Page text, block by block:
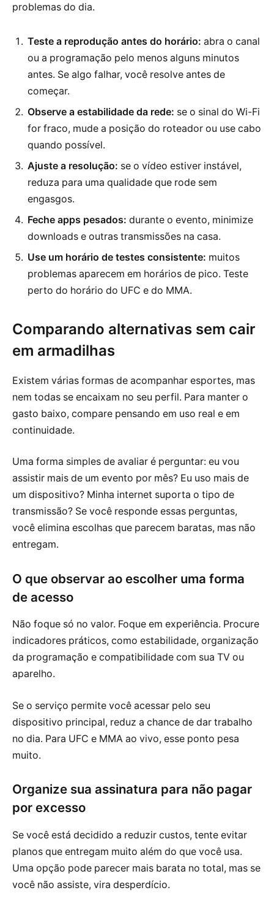
problemas do dia.
Teste a reprodução antes do horário: abra o canal
ou a programação pelo menos alguns minutos
antes. Se algo falhar, você resolve antes de
começar.
Observe a estabilidade da rede: se o sinal do Wi-Fi
for fraco, mude a posição do roteador ou use cabo
quando possível.
Ajuste a resolução: se o vídeo estiver instável,
reduza para uma qualidade que rode sem
engasgos.
Feche apps pesados: durante o evento, minimize
downloads e outras transmissões na casa.
Use um horário de testes consistente: muitos
problemas aparecem em horários de pico. Teste
perto do horário do UFC e do MMA.
Comparando alternativas sem cair
em armadilhas
Existem várias formas de acompanhar esportes, mas
nem todas se encaixam no seu perfil. Para manter o
gasto baixo, compare pensando em uso real e em
continuidade.
Uma forma simples de avaliar é perguntar: eu vou
assistir mais de um evento por mês? Eu uso mais de
um dispositivo? Minha internet suporta o tipo de
transmissão? Se você responde essas perguntas,
você elimina escolhas que parecem baratas, mas não
entregam.
O que observar ao escolher uma forma
de acesso
Não foque só no valor. Foque em experiência. Procure
indicadores práticos, como estabilidade, organização
da programação e compatibilidade com sua TV ou
aparelho.
Se o serviço permite você acessar pelo seu
dispositivo principal, reduz a chance de dar trabalho
no dia. Para UFC e MMA ao vivo, esse ponto pesa
muito.
Organize sua assinatura para não pagar
por excesso
Se você está decidido a reduzir custos, tente evitar
planos que entregam muito além do que você usa.
Uma opção pode parecer mais barata no total, mas se
você não assiste, vira desperdício.